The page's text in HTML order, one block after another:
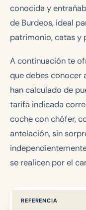
conocida y
de Burdeos, ideal
patrimonio, catas y
A continuación te
que debes conocer
han calculado de
tarifa indicada
coche con chófer,
antelación, sin
se realicen por el
REFERENCIA